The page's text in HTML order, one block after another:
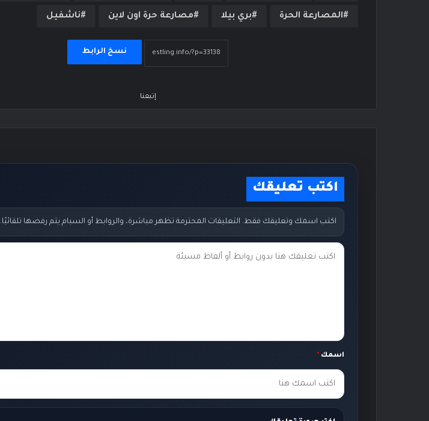
المصارعة الحرة بري بيلا مصارعة حرة اون لاين ناشفيل
نسخ الرابط
إتبعنا
اكتب تعليقك
اكتب اسمك وتعليقك فقط. التعليقات المحترمة تظهر مباشرة، والروابط أو السبام يتم رفضها تلقائيًا.
ت
ك
*اسمك *